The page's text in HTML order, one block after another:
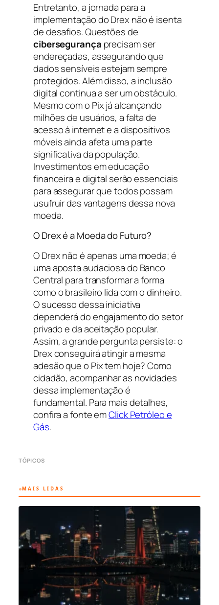
Entretanto, a jornada para a
implementação do Drex não é isenta
de desafios. Questões de
cibersegurança precisam ser
endereçadas, assegurando que
dados sensíveis estejam sempre
protegidos. Além disso, a inclusão
digital continua a ser um obstáculo.
Mesmo com o Pix já alcançando
milhões de usuários, a falta de
acesso à internet e a dispositivos
móveis ainda afeta uma parte
significativa da população.
Investimentos em educação
financeira e digital serão essenciais
para assegurar que todos possam
usufruir das vantagens dessa nova
moeda.
O Drex é a Moeda do Futuro?
O Drex não é apenas uma moeda; é
uma aposta audaciosa do Banco
Central para transformar a forma
como o brasileiro lida com o dinheiro.
O sucesso dessa iniciativa
dependerá do engajamento do setor
privado e da aceitação popular.
Assim, a grande pergunta persiste: o
Drex conseguirá atingir a mesma
adesão que o Pix tem hoje? Como
cidadão, acompanhar as novidades
dessa implementação é
fundamental. Para mais detalhes,
confira a fonte emClick Petróleo e
Gás.
TÓPICOS
MAIS LIDAS